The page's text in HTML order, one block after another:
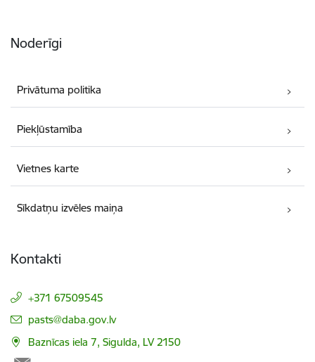
Noderīgi
Privātuma politika
Piekļūstamība
Vietnes karte
Sīkdatņu izvēles maiņa
Kontakti
+371 67509545
E-pasts:
pasts@daba.gov.lv
Baznīcas iela 7, Sigulda, LV 2150